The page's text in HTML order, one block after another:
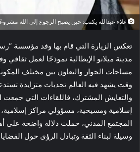
علاء عبدالله يكتب: حين يصبح الرجوع إلى الله
تعكس الزيارة التي قام بها وفد مؤسسة
مدينة ميلانو الإيطالية نموذجًا لعمل
مساحات الحوار والتعاون بين مختلف
وقت يشهد فيه العالم تحديات متزايدة
والتعايش المشترك، فاللقاءات التي جمعت
إسلامية ومسيحية، مسؤولي مراكز
المجتمع المدني، حملت دلالة واضحة على
وسيلة لبناء الثقة وتبادل الرؤى حول